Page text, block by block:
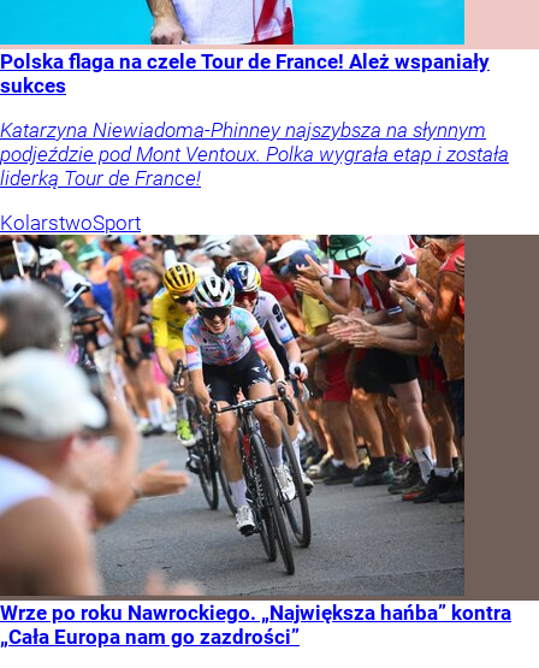
Polska flaga na czele Tour de France! Ależ wspaniały
sukces
Katarzyna Niewiadoma-Phinney najszybsza na słynnym
podjeździe pod Mont Ventoux. Polka wygrała etap i została
liderką Tour de France!
KolarstwoSport
Wrze po roku Nawrockiego. „Największa hańba” kontra
„Cała Europa nam go zazdrości”